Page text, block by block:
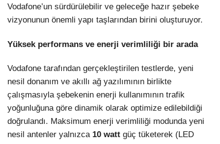
Vodafone’un sürdürülebilir ve geleceğe hazır şebeke
vizyonunun önemli yapı taşlarından birini oluşturuyor.
Yüksek performans ve enerji verimliliği bir arada
Vodafone tarafından gerçekleştirilen testlerde, yeni
nesil donanım ve akıllı ağ yazılımının birlikte
çalışmasıyla şebekenin enerji kullanımının trafik
yoğunluğuna göre dinamik olarak optimize edilebildiği
doğrulandı. Maksimum enerji verimliliği modunda yeni
nesil antenler yalnızca 10 watt güç tüketerek (LED